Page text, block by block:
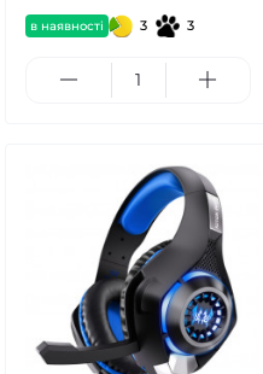
в наявності 3 3